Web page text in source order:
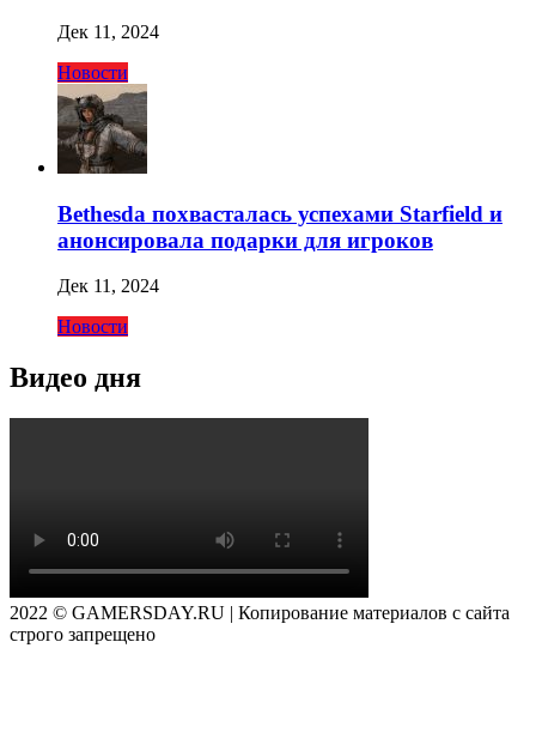
Дек 11, 2024
Новости
Bethesda похвасталась успехами Starfield и
анонсировала подарки для игроков
Дек 11, 2024
Новости
Видео дня
2022 © GAMERSDAY.RU | Копирование материалов с сайта
строго запрещено